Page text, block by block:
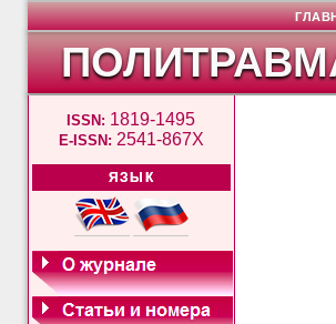
ISSN: 1819-1495
E-ISSN: 2541-867X
ЯЗЫК